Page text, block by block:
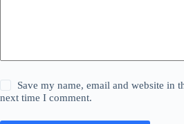
Save my name, email and website in
next time I comment.